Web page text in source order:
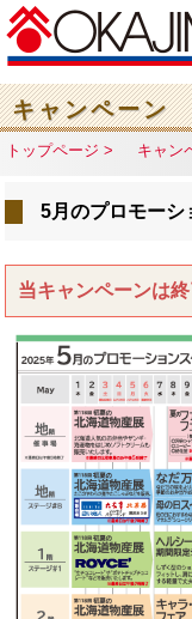
新着情報
イベント
チラシ・カタログ
ショップ案内
駐車場情報
アクセス
キャンペーン
トップページ キャン
5月のプロモーシ
当キャンペーンは終